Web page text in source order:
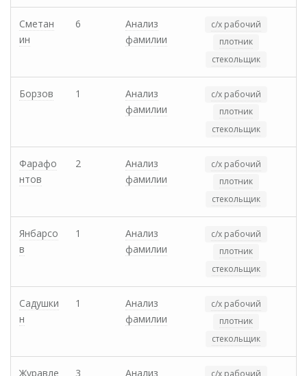
Сметан
ин
6
Анализ
фамилии
с/х рабочий
плотник
стекольщик
Борзов 1
Анализ
фамилии
с/х рабочий
плотник
стекольщик
Фарафо
нтов
2
Анализ
фамилии
с/х рабочий
плотник
стекольщик
Янбарсо
в
1
Анализ
фамилии
с/х рабочий
плотник
стекольщик
Садушки
н
1
Анализ
фамилии
с/х рабочий
плотник
стекольщик
Журавле
3
Анализ
с/х рабочий